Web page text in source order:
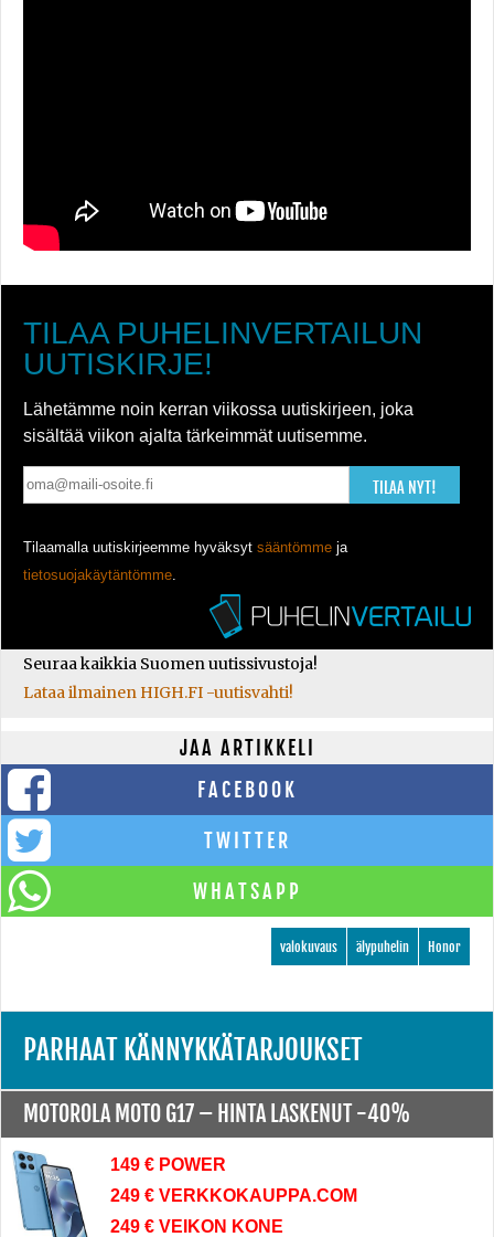
TILAA PUHELINVERTAILUN
UUTISKIRJE!
Lähetämme noin kerran viikossa uutiskirjeen, joka
sisältää viikon ajalta tärkeimmät uutisemme.
TILAA NYT!
Tilaamalla uutiskirjeemme hyväksyt sääntömme ja
tietosuojakäytäntömme
Seuraa kaikkia Suomen uutissivustoja!
Lataa ilmainen HIGH.FI -uutisvahti!
JAA ARTIKKELI
FACEBOOK
TWITTER
WHATSAPP
Honor
älypuhelin
valokuvaus
PARHAAT KÄNNYKKÄTARJOUKSET
MOTOROLA MOTO G17 – HINTA LASKENUT -40%
149 € POWER
249 € VERKKOKAUPPA.COM
249 € VEIKON KONE